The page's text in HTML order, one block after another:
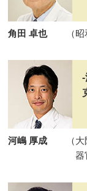
角田 卓也 （
河嶋 厚成
（
器